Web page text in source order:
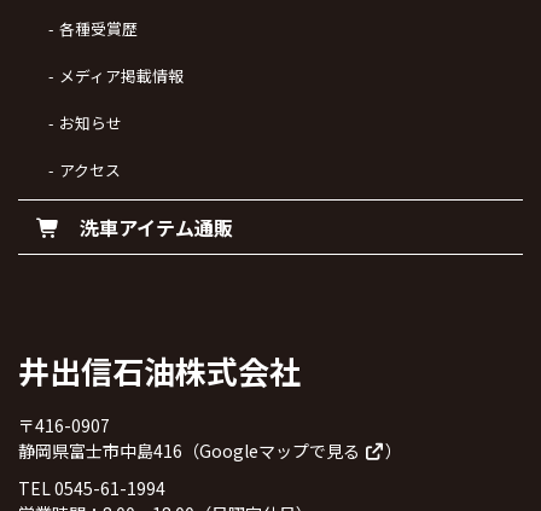
各種受賞歴
メディア掲載情報
お知らせ
アクセス
洗車アイテム通販
井出信石油株式会社
〒416-0907
静岡県富士市中島416（Googleマップで見る
）
TEL 0545-61-1994